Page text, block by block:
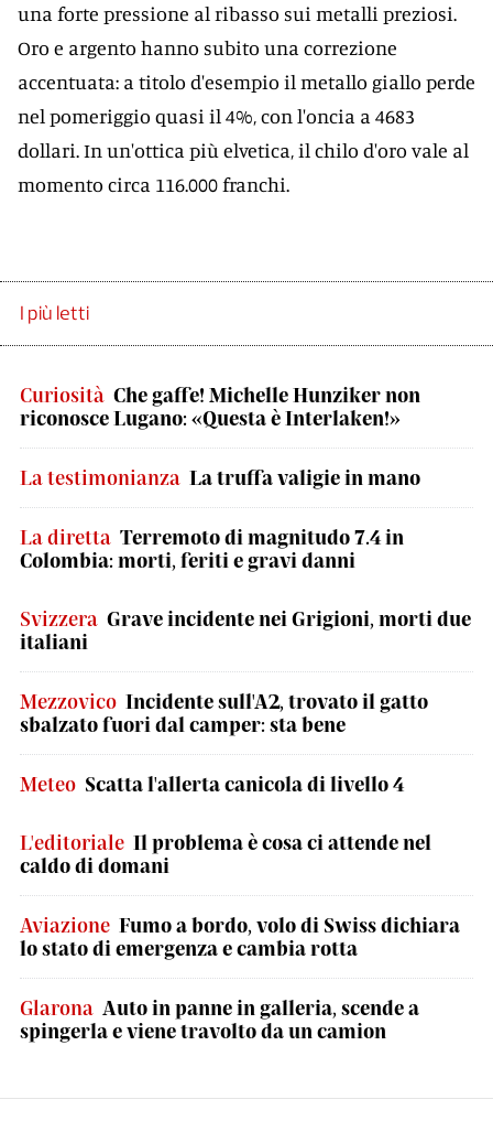
una forte pressione al ribasso sui metalli preziosi.
Oro e argento hanno subito una correzione
accentuata: a titolo d'esempio il metallo giallo perde
nel pomeriggio quasi il 4%, con l'oncia a 4683
dollari. In un'ottica più elvetica, il chilo d'oro vale al
momento circa 116.000 franchi.
I più letti
Curiosità Che gaffe! Michelle Hunziker non
riconosce Lugano: «Questa è Interlaken!»
La testimonianza La truffa valigie in mano
La diretta Terremoto di magnitudo 7.4 in
Colombia: morti, feriti e gravi danni
Svizzera Grave incidente nei Grigioni, morti due
italiani
Mezzovico Incidente sull'A2, trovato il gatto
sbalzato fuori dal camper: sta bene
Meteo Scatta l'allerta canicola di livello 4
L'editoriale Il problema è cosa ci attende nel
caldo di domani
Aviazione Fumo a bordo, volo di Swiss dichiara
lo stato di emergenza e cambia rotta
Glarona Auto in panne in galleria, scende a
spingerla e viene travolto da un camion